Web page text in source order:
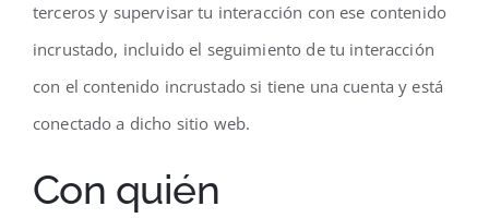
terceros y supervisar tu interacción con ese contenido
incrustado, incluido el seguimiento de tu interacción
con el contenido incrustado si tiene una cuenta y está
conectado a dicho sitio web.
Con quién